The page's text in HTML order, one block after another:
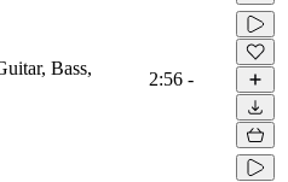
Bass,
2:56 -